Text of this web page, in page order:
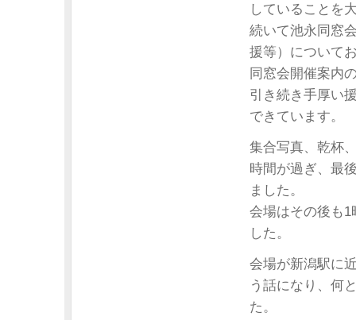
していることを
続いて池永同窓
援等）について
同窓会開催案内
引き続き手厚い
できています。
集合写真、乾杯
時間が過ぎ、最
ました。
会場はその後も
した。
会場が新潟駅に
う話になり、何
た。